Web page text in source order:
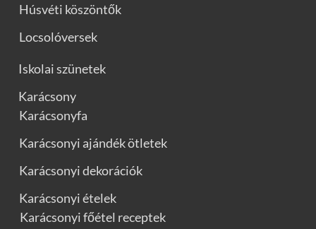
Húsvéti köszöntők
Locsolóversek
Iskolai szünetek
Karácsony
Karácsonyfa
Karácsonyi ajándék ötletek
Karácsonyi dekorációk
Karácsonyi ételek
Karácsonyi főétel receptek